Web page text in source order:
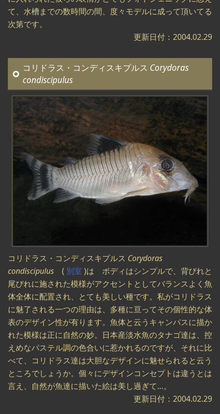
て、水槽までの数時間の間、度々モデルに成って頂いてる
次第です。
更新日付：2004.02.29
コリドラス・コンディスキプルス Corydoras
condiscipulus
コリドラス・コンディスキプルス Corydoras
condiscipulus ( 別室 )は ボディはシンプルで、背びれと
尾びれに施された模様がアクセントとしてバランスよく魚
体全体に配置され、とても美しい種です。私がコリドラス
に魅了される一つの理由は、多種に亘ってその個性的な体
表のデザイン性が有ります。魚体と云うキャンパスに描か
れた模様は正に自然の妙。日本産淡水魚のタナゴ達は、控
えめなパステル調の色合いに惹かれるのですが、それに比
べて、コリドラス達は大胆なデザインに魅せられると云う
ところでしょうか。個々にデザインコンセプトは違うとは
言え、自然が魚達に描いた絵は美し過ぎて…。
更新日付：2004.02.29